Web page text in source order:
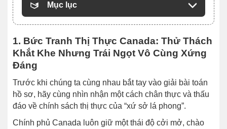
Mục lục
1. Bức Tranh Thị Thực Canada: Thử Thách
Khắt Khe Nhưng Trái Ngọt Vô Cùng Xứng
Đáng
Trước khi chúng ta cùng nhau bắt tay vào giải bài toán
hồ sơ, hãy cùng nhìn nhận một cách chân thực và thấu
đáo về chính sách thị thực của “xứ sở lá phong”.
Chính phủ Canada luôn giữ một thái độ cởi mở, chào